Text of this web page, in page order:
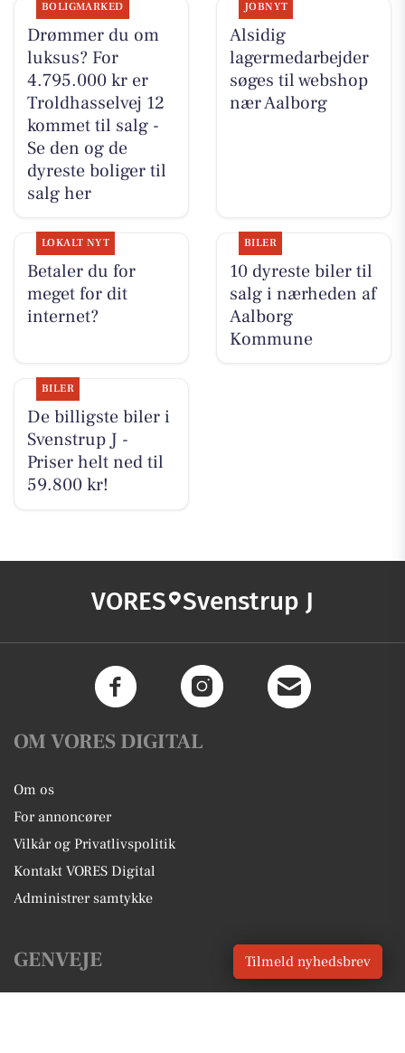
BOLIGMARKED
Drømmer du om
luksus? For
4.795.000 kr er
Troldhasselvej 12
kommet til salg -
Se den og de
dyreste boliger til
salg her
JOBNYT
Alsidig
lagermedarbejder
søges til webshop
nær Aalborg
LOKALT NYT
Betaler du for
meget for dit
internet?
BILER
10 dyreste biler til
salg i nærheden af
Aalborg
Kommune
BILER
De billigste biler i
Svenstrup J -
Priser helt ned til
59.800 kr!
VORES Svenstrup J
OM VORES DIGITAL
Om os
For annoncører
Vilkår og Privatlivspolitik
Kontakt VORES Digital
Administrer samtykke
GENVEJE Tilmeld nyhedsbrev